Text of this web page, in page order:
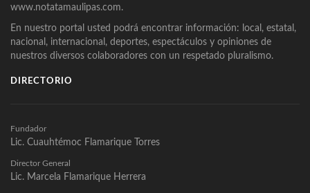
www.notatamaulipas.com.
En nuestro portal usted podrá encontrar información: local, estatal,
nacional, internacional, deportes, espectáculos y opiniones de
nuestros diversos colaboradores con un respetado pluralismo.
DIRECTORIO
Fundador
Lic. Cuauhtémoc Flamarique Torres
Director General
Lic. Marcela Flamarique Herrera